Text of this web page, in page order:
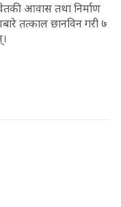
आवास तथा निर्माण
तत्काल छानविन गरी ७